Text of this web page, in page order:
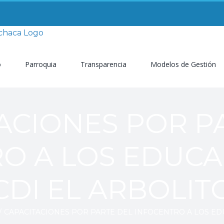
Parroquia Transparencia Modelos de Gestión